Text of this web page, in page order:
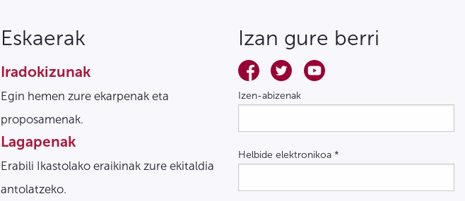
Eskaerak
Iradokizunak
Egin hemen zure ekarpenak eta
proposamenak.
Lagapenak
Erabili Ikastolako eraikinak zure ekitaldia
antolatzeko.
Izan gure berri
Izen-abizenak
Helbide elektronikoa *